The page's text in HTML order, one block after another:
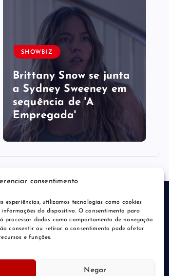
consentimento
experiências, utilizamos tecnologias como cookies
do dispositivo. O consentimento para
processar dados como comportamento de navegação
consentir ou retirar o consentimento pode afetar
e funções.
Negar
SHOWBIZ
Brittany Snow se junta
a Sydney Sweeney em
sequência de ​'A
Empregada​'